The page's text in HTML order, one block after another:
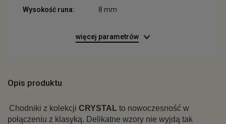
Wysokość runa:
8 mm
więcej parametrów
Opis produktu
Chodniki z kolekcji CRYSTAL to nowoczesność w
połączeniu z klasyką. Delikatne wzory nie wyjdą tak